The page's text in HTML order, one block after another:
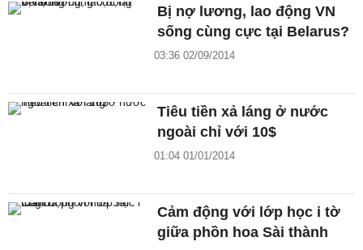
Bị nợ lương, lao động VN
sống cùng cực tại Belarus?
03:36 02/09/2014
Tiêu tiền xả láng ở nước
ngoài chỉ với 10$
01:04 01/01/2014
Cảm động với lớp học i tờ
giữa phồn hoa Sài thành